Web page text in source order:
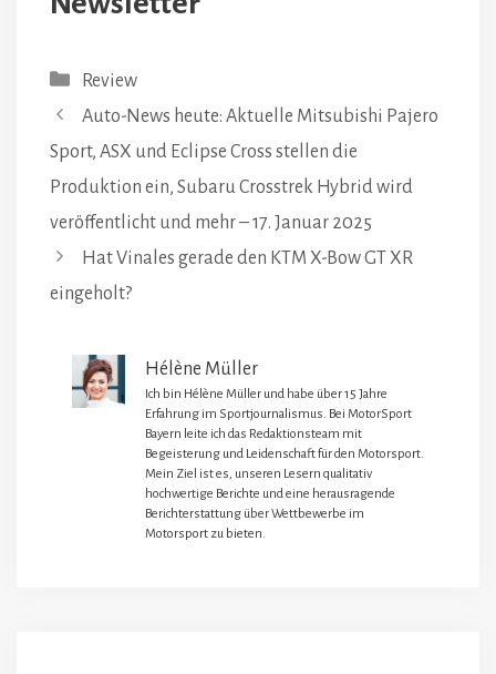
Kategorien
Review
Auto-News heute: Aktuelle Mitsubishi Pajero
Sport, ASX und Eclipse Cross stellen die
Produktion ein, Subaru Crosstrek Hybrid wird
veröffentlicht und mehr – 17. Januar 2025
Hat Vinales gerade den KTM X-Bow GT XR
eingeholt?
Hélène Müller
Ich bin Hélène Müller und habe über 15 Jahre
Erfahrung im Sportjournalismus. Bei MotorSport
Bayern leite ich das Redaktionsteam mit
Begeisterung und Leidenschaft für den Motorsport.
Mein Ziel ist es, unseren Lesern qualitativ
hochwertige Berichte und eine herausragende
Berichterstattung über Wettbewerbe im
Motorsport zu bieten.